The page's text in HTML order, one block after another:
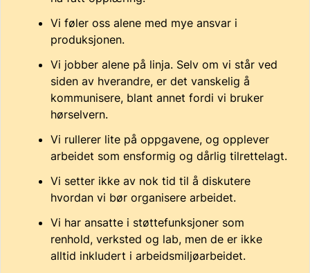
Vi føler oss alene med mye ansvar i
produksjonen.
Vi jobber alene på linja. Selv om vi står ved
siden av hverandre, er det vanskelig å
kommunisere, blant annet fordi vi bruker
hørselvern.
Vi rullerer lite på oppgavene, og opplever
arbeidet som ensformig og dårlig tilrettelagt.
Vi setter ikke av nok tid til å diskutere
hvordan vi bør organisere arbeidet.
Vi har ansatte i støttefunksjoner som
renhold, verksted og lab, men de er ikke
alltid inkludert i arbeidsmiljøarbeidet.